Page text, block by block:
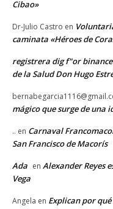
Cibao»
Dr-Julio Castro en
caminata «Héroes de
registrera dig f"or binance
de la Salud Don Hugo
mágico que surge de una
.. en Carnaval
San Francisco de Macorís
Ada en Alexander Reyes
Vega
Angela en Explican por